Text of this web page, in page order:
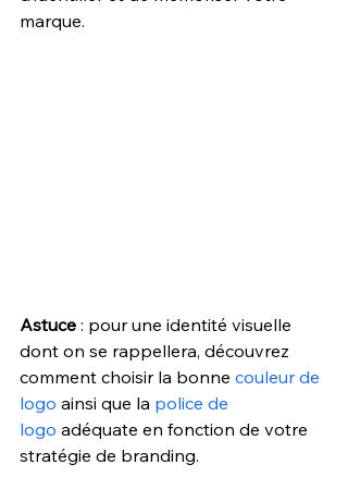
marque.
Astuce : pour une identité visuelle
dont on se rappellera, découvrez
comment choisir la bonne couleur de
logo ainsi que la police de
logo adéquate en fonction de votre
stratégie de branding.